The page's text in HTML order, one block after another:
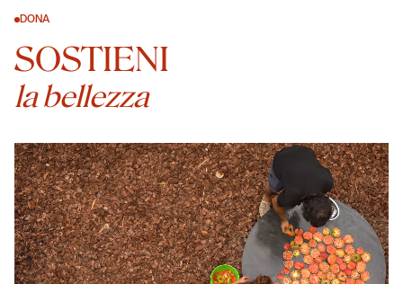
DONA
SOSTIENI
la bellezza